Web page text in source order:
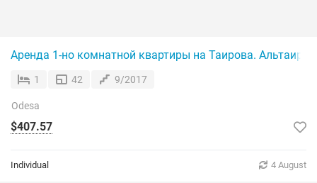
Аренда 1-но комнатной квартиры на Таирова. Альтаир 1.
1 42 9/2017
Odesa
$407.57
Individual 4 August